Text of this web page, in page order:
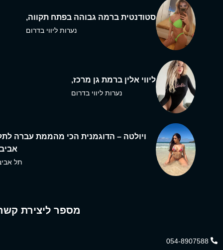
סטודנטית ברמה גבוהה בפתח תקווה,
נערות ליווי בדרום
ליווי אלין ברמת גן מרכז,
נערות ליווי בדרום
ויולטה – הדוגמנית הכי מהממת עברה
תל
מספר ליצירת
054-8907588